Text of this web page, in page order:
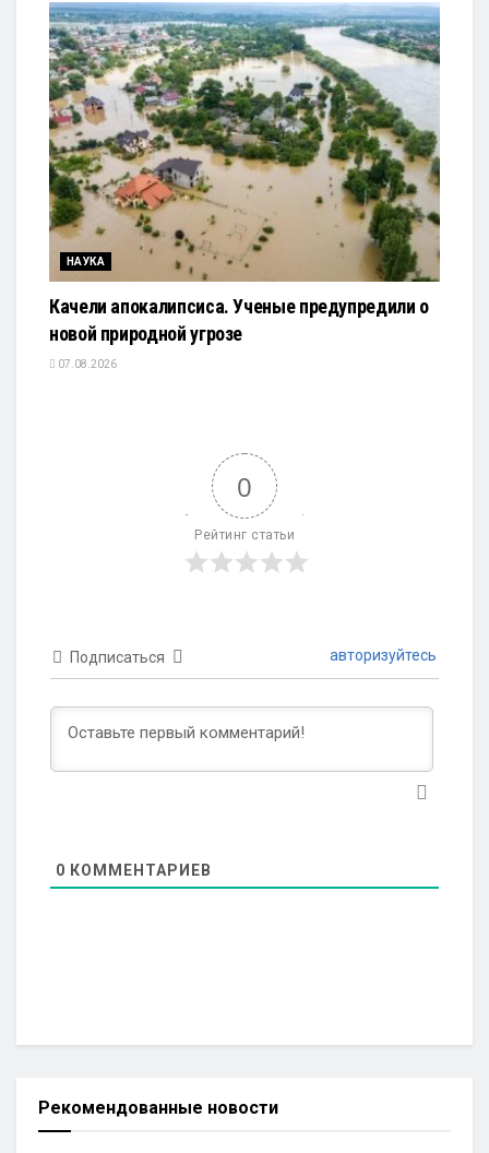
НАУКА
Качели апокалипсиса. Ученые предупредили о
новой природной угрозе
07.08.2026
0
Рейтинг статьи
Подписаться авторизуйтесь
0 КОММЕНТАРИЕВ
Рекомендованные новости